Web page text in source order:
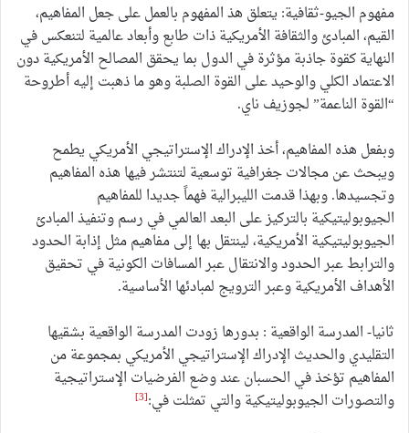
مفهوم الجيو-ثقافية: يتعلق هذ المفهوم بالعمل على جعل المفاهيم،
القيم، المبادئ والثقافة الأمريكية ذات طابع وأبعاد عالمية لتنعكس في
النهاية كقوة جاذبة مؤثرة في الدول بما يحقق المصالح الأمريكية دون
الاعتماد الكلي والوحيد على القوة الصلبة وهو ما ذهبت إليه أطروحة
“القوة الناعمة” لجوزيف ناي.
وبفعل هذه المفاهيم، أخذ الإدراك الإستراتيجي الأمريكي يطمح
ويبحث عن مجالات جغرافية توسعية لتنتشر فيها هذه المفاهيم
وتجسيدها. وبهذا قدمت الليبرالية فهماً جديدا للمفاهيم
الجيوبوليتيكية بالتركيز على البعد العالمي في رسم وتنفيذ المبادئ
الجيوبوليتيكية الأمريكية، لينتقل بها إلى مفاهيم مثل إذابة الحدود
والترابط عبر الحدود والانتقال عبر المسافات الكونية في تحقيق
الأهداف الأمريكية وعبر الترويج لمبادئها الأساسية.
ثانيا- المدرسة الواقعية : بدورها زودت المدرسة الواقعية بشقيها
التقليدي والحديث الإدراك الإستراتيجي الأمريكي بمجموعة من
المفاهيم تؤخذ في الحسبان عند وضع الفرضيات الإستراتيجية
والتصورات الجيوبوليتيكية والتي تمثلت في:[3]